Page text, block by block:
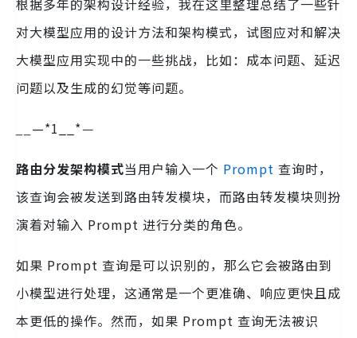
根据多年的架构设计经验，我在这里整理总结了一些针
对大模型应用的设计方法和架构模式，试图应对和解决
大模型应用实现中的一些挑战，比如：成本问题、延迟
问题以及生成的幻觉等问题。
—*1__*—
路由分发架构模式当用户输入一个 Prompt 查询时，
该查询会被发送到路由转发模块，而路由转发模块则扮
演着对输入 Prompt 进行分类的角色。
如果 Prompt 查询是可以识别的，那么它会被路由到
小模型进行处理，这通常是一个更准确、响应更快且成
本更低的操作。然而，如果 Prompt 查询无法被识